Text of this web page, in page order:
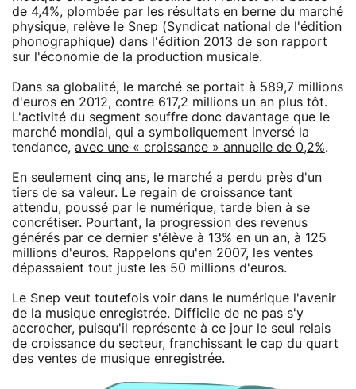
de 4,4%, plombée par les résultats en berne du marché
physique, relève le Snep (Syndicat national de l'édition
phonographique) dans l'édition 2013 de son rapport
sur l'économie de la production musicale.
Dans sa globalité, le marché se portait à 589,7 millions
d'euros en 2012, contre 617,2 millions un an plus tôt.
L'activité du segment souffre donc davantage que le
marché mondial, qui a symboliquement inversé la
tendance, avec une « croissance » annuelle de 0,2%.
En seulement cinq ans, le marché a perdu près d'un
tiers de sa valeur. Le regain de croissance tant
attendu, poussé par le numérique, tarde bien à se
concrétiser. Pourtant, la progression des revenus
générés par ce dernier s'élève à 13% en un an, à 125
millions d'euros. Rappelons qu'en 2007, les ventes
dépassaient tout juste les 50 millions d'euros.
Le Snep veut toutefois voir dans le numérique l'avenir
de la musique enregistrée. Difficile de ne pas s'y
accrocher, puisqu'il représente à ce jour le seul relais
de croissance du secteur, franchissant le cap du quart
des ventes de musique enregistrée.